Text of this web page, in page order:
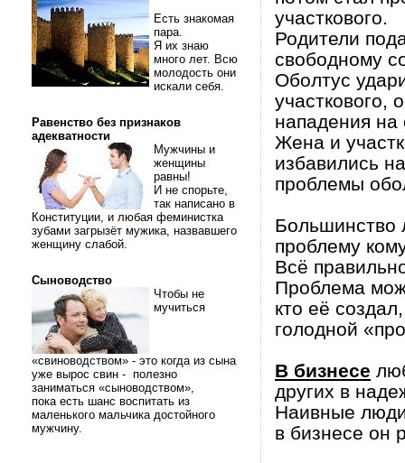
Есть знакомая
пара.
Я их знаю
много лет. Всю
молодость они
искали себя.
Равенство без признаков
адекватности
Мужчины и
женщины
равны!
И не спорьте,
так написано в
Конституции, и любая феминистка
зубами загрызёт мужика, назвавшего
женщину слабой.
Сыноводство
Чтобы не
мучиться
«свиноводством» - это когда из сына
уже вырос свин - полезно
заниматься «сыноводством»,
пока есть шанс воспитать из
маленького мальчика достойного
мужчину.
участкового.
Родители
свободному
Оболтус
участкового,
нападения на
Жена и
избавились
проблемы
Большинство
проблему
Всё
Проблема
кто её
голодной
В бизнесе
других в
Наивные
в бизнесе он